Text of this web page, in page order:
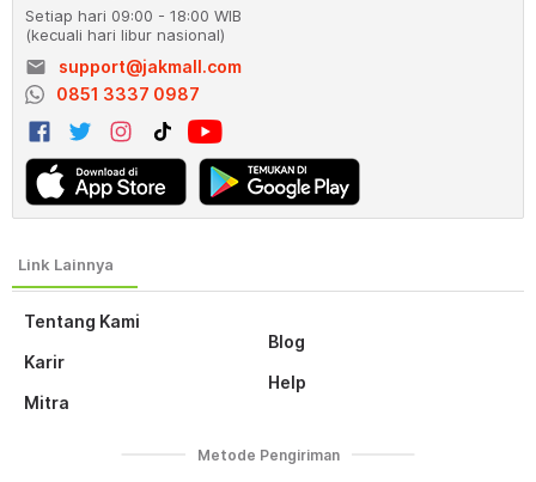
Tentang Kami
Karir
Mitra
Blog
Help
Setiap hari 09:00 - 18:00 WIB
(kecuali hari libur nasional)
email
support@jakmall.com
0851 3337 0987
Metode Pengiriman